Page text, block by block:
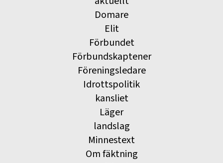
Domare
Elit
Förbundet
Förbundskaptener
Föreningsledare
Idrottspolitik
kansliet
Läger
landslag
Minnestext
Om fäktning